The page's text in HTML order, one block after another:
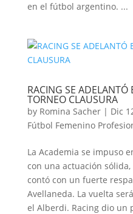
en el fútbol argentino. ...
RACING SE ADELANTÓ
TORNEO CLAUSURA
by Romina Sacher| Dic
Fútbol Femenino
La Academia se impuso
con una actuación
contó con un fuerte
Avellaneda. La vuelta
el Alberdi. Racing dio un